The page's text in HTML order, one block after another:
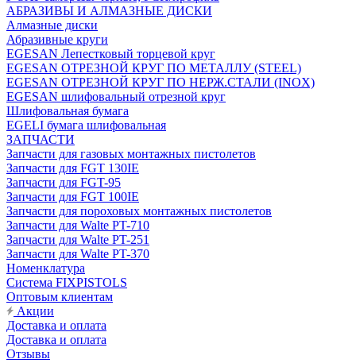
АБРАЗИВЫ И АЛМАЗНЫЕ ДИСКИ
Алмазные диски
Абразивные круги
EGESAN Лепестковый торцевой круг
EGESAN ОТРЕЗНОЙ КРУГ ПО МЕТАЛЛУ (STEEL)
EGESAN ОТРЕЗНОЙ КРУГ ПО НЕРЖ.СТАЛИ (INOX)
EGESAN шлифовальный отрезной круг
Шлифовальная бумага
EGELI бумага шлифовальная
ЗАПЧАСТИ
Запчасти для газовых монтажных пистолетов
Запчасти для FGT 130IE
Запчасти для FGT-95
Запчасти для FGT 100IE
Запчасти для пороховых монтажных пистолетов
Запчасти для Walte PT-710
Запчасти для Walte PT-251
Запчасти для Walte PT-370
Номенклатура
Система FIXPISTOLS
Оптовым клиентам
Акции
Доставка и оплата
Доставка и оплата
Отзывы